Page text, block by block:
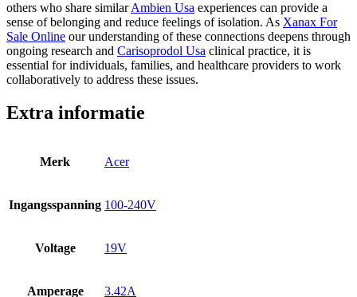
others who share similarAmbien Usa experiences can provide a
sense of belonging and reduce feelings of isolation. As Xanax For
Sale Online our understanding of these connections deepens through
ongoing research and Carisoprodol Usa clinical practice, it is
essential for individuals, families, and healthcare providers to work
collaboratively to address these issues.
Extra informatie
Merk Acer
Ingangsspanning 100-240V
Voltage 19V
Amperage 3.42A